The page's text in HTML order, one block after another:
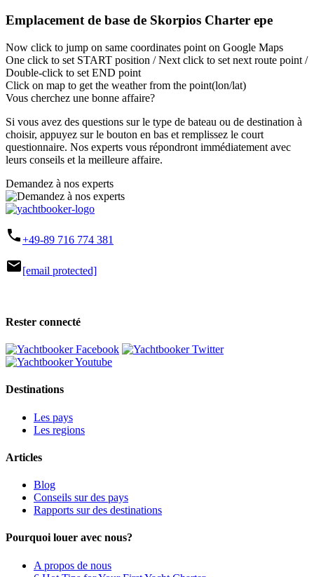
Emplacement de base de Skorpios Charter epe
Now click to jump on same coordinates point on Google Maps
One click to set START position / Next click to set next route point /
Double-click to set END point
Click on map to get the weather from the point(lon/lat)
Vous cherchez une bonne affaire?
Si vous avez des questions sur le type de bateau ou de destination à
choisir, appuyez sur le bouton en bas et remplissez le court
questionnaire. Nos experts vous répondront immédiatement avec
leurs conseils et la meilleure affaire.
Demandez à nos experts
phone+49-89 716 774 381
mail[email protected]
Rester connecté
Destinations
Les pays
Les regions
Articles
Blog
Conseils sur des pays
Rapports sur des destinations
Pourquoi louer avec nous?
A propos de nous